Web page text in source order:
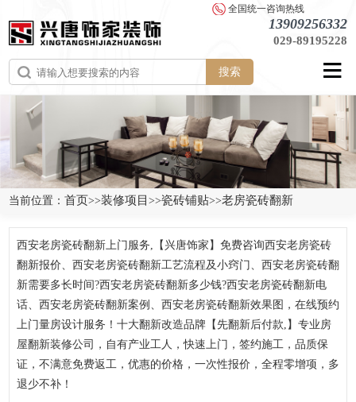
全国统一咨询热线
13909256332
029-89195228
搜索
当前位置：首页>>装修项目>>瓷砖铺贴>>老房瓷砖翻新
西安老房瓷砖翻新上门服务,【兴唐饰家】免费咨询西安老房瓷砖
翻新报价、西安老房瓷砖翻新工艺流程及小窍门、西安老房瓷砖翻
新需要多长时间?西安老房瓷砖翻新多少钱?西安老房瓷砖翻新电
话、西安老房瓷砖翻新案例、西安老房瓷砖翻新效果图，在线预约
上门量房设计服务！十大翻新改造品牌【先翻新后付款,】专业房
屋翻新装修公司，自有产业工人，快速上门，签约施工，品质保
证，不满意免费返工，优惠的价格，一次性报价，全程零增项，多
退少不补！